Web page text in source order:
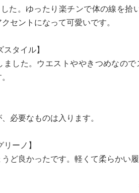
た。ゆったり楽チンで体の線を拾
セントになって可愛いです。
スタイル】
ました。ウエストややきつめなので
必要なものは入ります。
リーノ】
ど良かったです。軽くて柔らかい履